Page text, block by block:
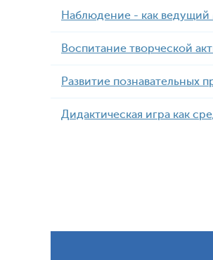
Наблюдение - как ведущий
Воспитание творческой
Развитие познавательных
Дидактическая игра как